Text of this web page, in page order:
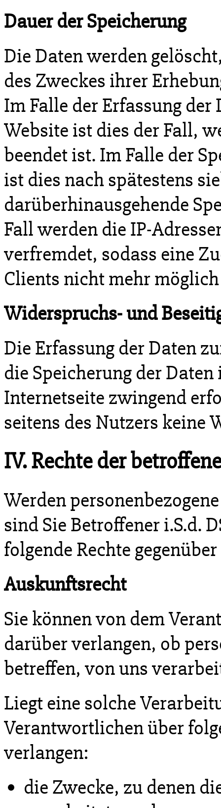
Dauer der Speicherung
Die Daten werden
des Zweckes ihrer
Im Falle der Erfassung
Website ist dies der Fall,
beendet ist. Im Falle der
ist dies nach spätestens
darüberhinausgehende
Fall werden die IP-
verfremdet, sodass eine
Clients nicht mehr
Widerspruchs- und
Die Erfassung der Daten
die Speicherung der
Internetseite zwingend
seitens des Nutzers keine
IV. Rechte der
Werden
sind Sie Betroffener i.S.d.
folgende Rechte
Auskunftsrecht
Sie können von dem
darüber verlangen, ob
betreffen, von uns
Liegt eine solche
Verantwortlichen über
verlangen:
die Zwecke, zu denen